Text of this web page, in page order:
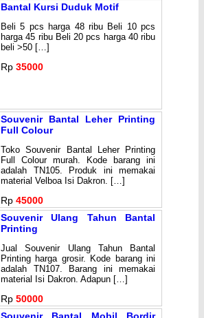
Bantal Kursi Duduk Motif
Beli 5 pcs harga 48 ribu Beli 10 pcs
harga 45 ribu Beli 20 pcs harga 40 ribu
beli >50 […]
Rp 35000
Souvenir Bantal Leher Printing
Full Colour
Toko Souvenir Bantal Leher Printing
Full Colour murah. Kode barang ini
adalah TN105. Produk ini memakai
material Velboa Isi Dakron. […]
Rp 45000
Souvenir Ulang Tahun Bantal
Printing
Jual Souvenir Ulang Tahun Bantal
Printing harga grosir. Kode barang ini
adalah TN107. Barang ini memakai
material Isi Dakron. Adapun […]
Rp 50000